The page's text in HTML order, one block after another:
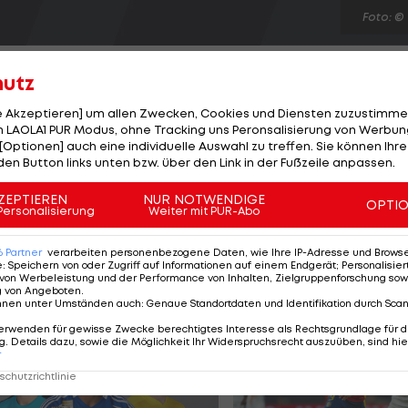
Foto: ©
Erfolg über Sam Querrey bereits im Viertelfinale
jährige Australier, der zuvor schon gegen den
vier Mal (2000-2002, 2006) das Londoner
schlägt den Franzosen Nicolas Mahut mit 6:3, 7:6 (4).
den Slowenen Greg Zemlja.
Akzeptieren] um allen Zwecken, Cookies und Diensten
PUR Modus, ohne Tracking uns Peronsalisierung von
auch eine individuelle Auswahl zu treffen. Sie können
Button links unten bzw. über den Link in der Fußzeile anpassen.
NUR NOTWENDIGE
Weiter mit PUR-Abo
Partner verarbeiten personenbezogene Daten, wie Ihre IP-Adresse und
: Speichern von oder Zugriff auf Informationen auf einem Endgerät;
Werbeleistung und der Performance von Inhalten, Zielgruppenforschung
von Angeboten
unter Umständen auch: Genaue Standortdaten und Identifikation durch
für gewisse Zwecke berechtigtes Interesse als Rechtsgrundlage für
Details dazu, sowie die Möglichkeit Ihr Widerspruchsrecht auszuüben, sind